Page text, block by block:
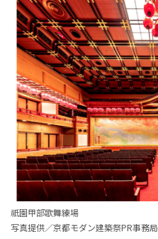
祇園甲部歌舞練場
写真提供／京都モダン建築祭PR事務局